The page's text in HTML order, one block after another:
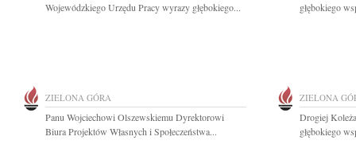
Wojewódzkiego Urzędu Pracy wyrazy głębokiego...
głębokiego
ZIELONA GÓRA
Panu Wojciechowi Olszewskiemu Dyrektorowi
Biura Projektów Własnych i Społeczeństwa...
ZIELONA
Drogiej
głębokiego